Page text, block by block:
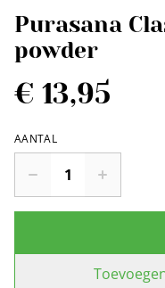
Purasana
powder
€ 13,95
AANTAL